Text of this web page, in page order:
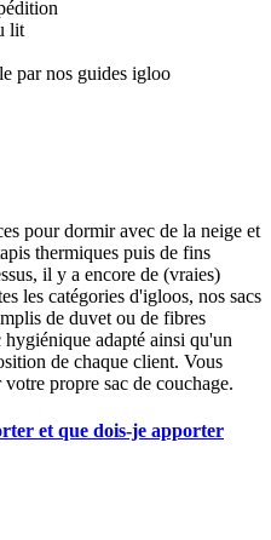
lit
par nos guides igloo
pour dormir avec de la neige et
thermiques puis de fins
il y a encore de (vraies)
les catégories d'igloos, nos sacs
de duvet ou de fibres
adapté ainsi qu'un
de chaque client. Vous
propre sac de couchage.
et que dois-je apporter